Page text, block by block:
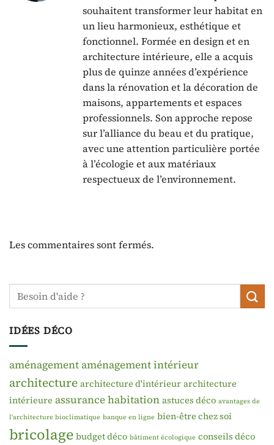
souhaitent transformer leur habitat en
un lieu harmonieux, esthétique et
fonctionnel. Formée en design et en
architecture intérieure, elle a acquis
plus de quinze années d’expérience
dans la rénovation et la décoration de
maisons, appartements et espaces
professionnels. Son approche repose
sur l’alliance du beau et du pratique,
avec une attention particulière portée
à l’écologie et aux matériaux
respectueux de l’environnement.
Les commentaires sont fermés.
IDÉES DÉCO
aménagementaménagement intérieur
architecture architecture d'intérieur architecture
intérieure assurance habitation astuces déco avantages de
l'architecture bioclimatique banque en ligne bien-être chez soi
bricolage budget déco bâtiment écologique conseils déco